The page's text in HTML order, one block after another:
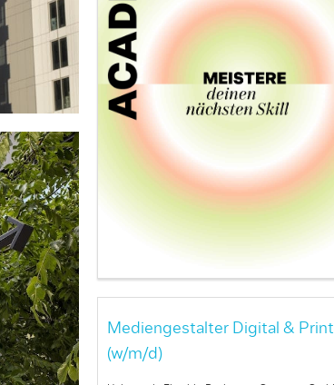
Mediengestalter Digital & Print
(w/m/d)